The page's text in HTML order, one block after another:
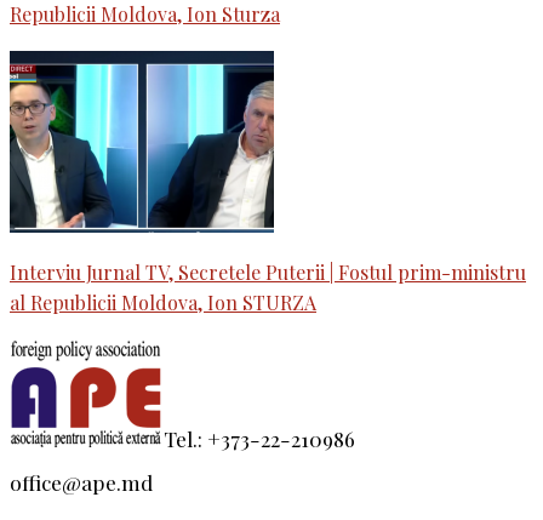
Republicii Moldova, Ion Sturza
Interviu Jurnal TV, Secretele Puterii | Fostul prim-ministru
al Republicii Moldova, Ion STURZA
Tel.: +373-22-210986
office@ape.md